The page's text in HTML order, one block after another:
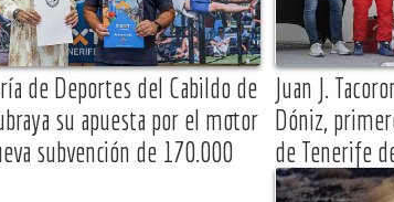
de Deportes del Cabildo de
su apuesta por el motor
subvención de 170.000
Juan J.
Dóniz,
de Tenerife